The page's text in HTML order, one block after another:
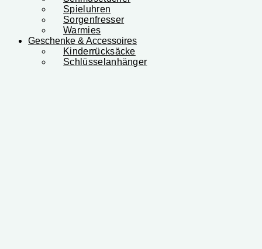
Spieluhren
Sorgenfresser
Warmies
Geschenke & Accessoires
Kinderrücksäcke
Schlüsselanhänger